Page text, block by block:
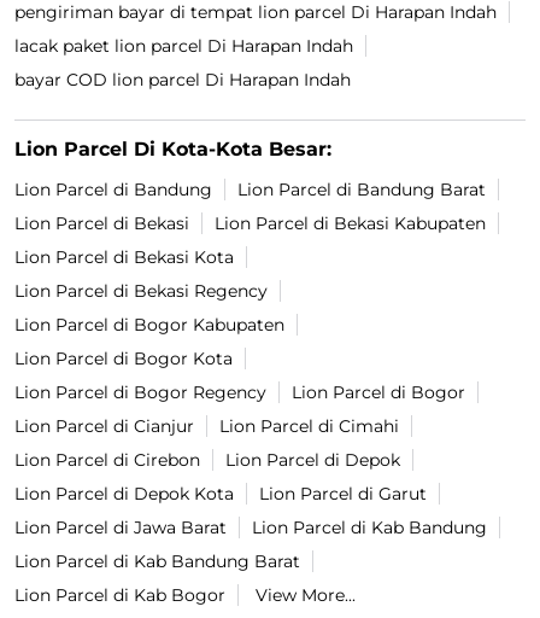
pengiriman bayar di tempat lion parcel Di Harapan Indah
lacak paket lion parcel Di Harapan Indah
bayar COD lion parcel Di Harapan Indah
Lion Parcel Di Kota-Kota Besar:
Lion Parcel di Bandung
Lion Parcel di Bandung Barat
Lion Parcel di Bekasi
Lion Parcel di Bekasi Kabupaten
Lion Parcel di Bekasi Kota
Lion Parcel di Bekasi Regency
Lion Parcel di Bogor Kabupaten
Lion Parcel di Bogor Kota
Lion Parcel di Bogor Regency
Lion Parcel di Bogor
Lion Parcel di Cianjur
Lion Parcel di Cimahi
Lion Parcel di Cirebon
Lion Parcel di Depok
Lion Parcel di Depok Kota
Lion Parcel di Garut
Lion Parcel di Jawa Barat
Lion Parcel di Kab Bandung
Lion Parcel di Kab Bandung Barat
Lion Parcel di Kab Bogor
View More...